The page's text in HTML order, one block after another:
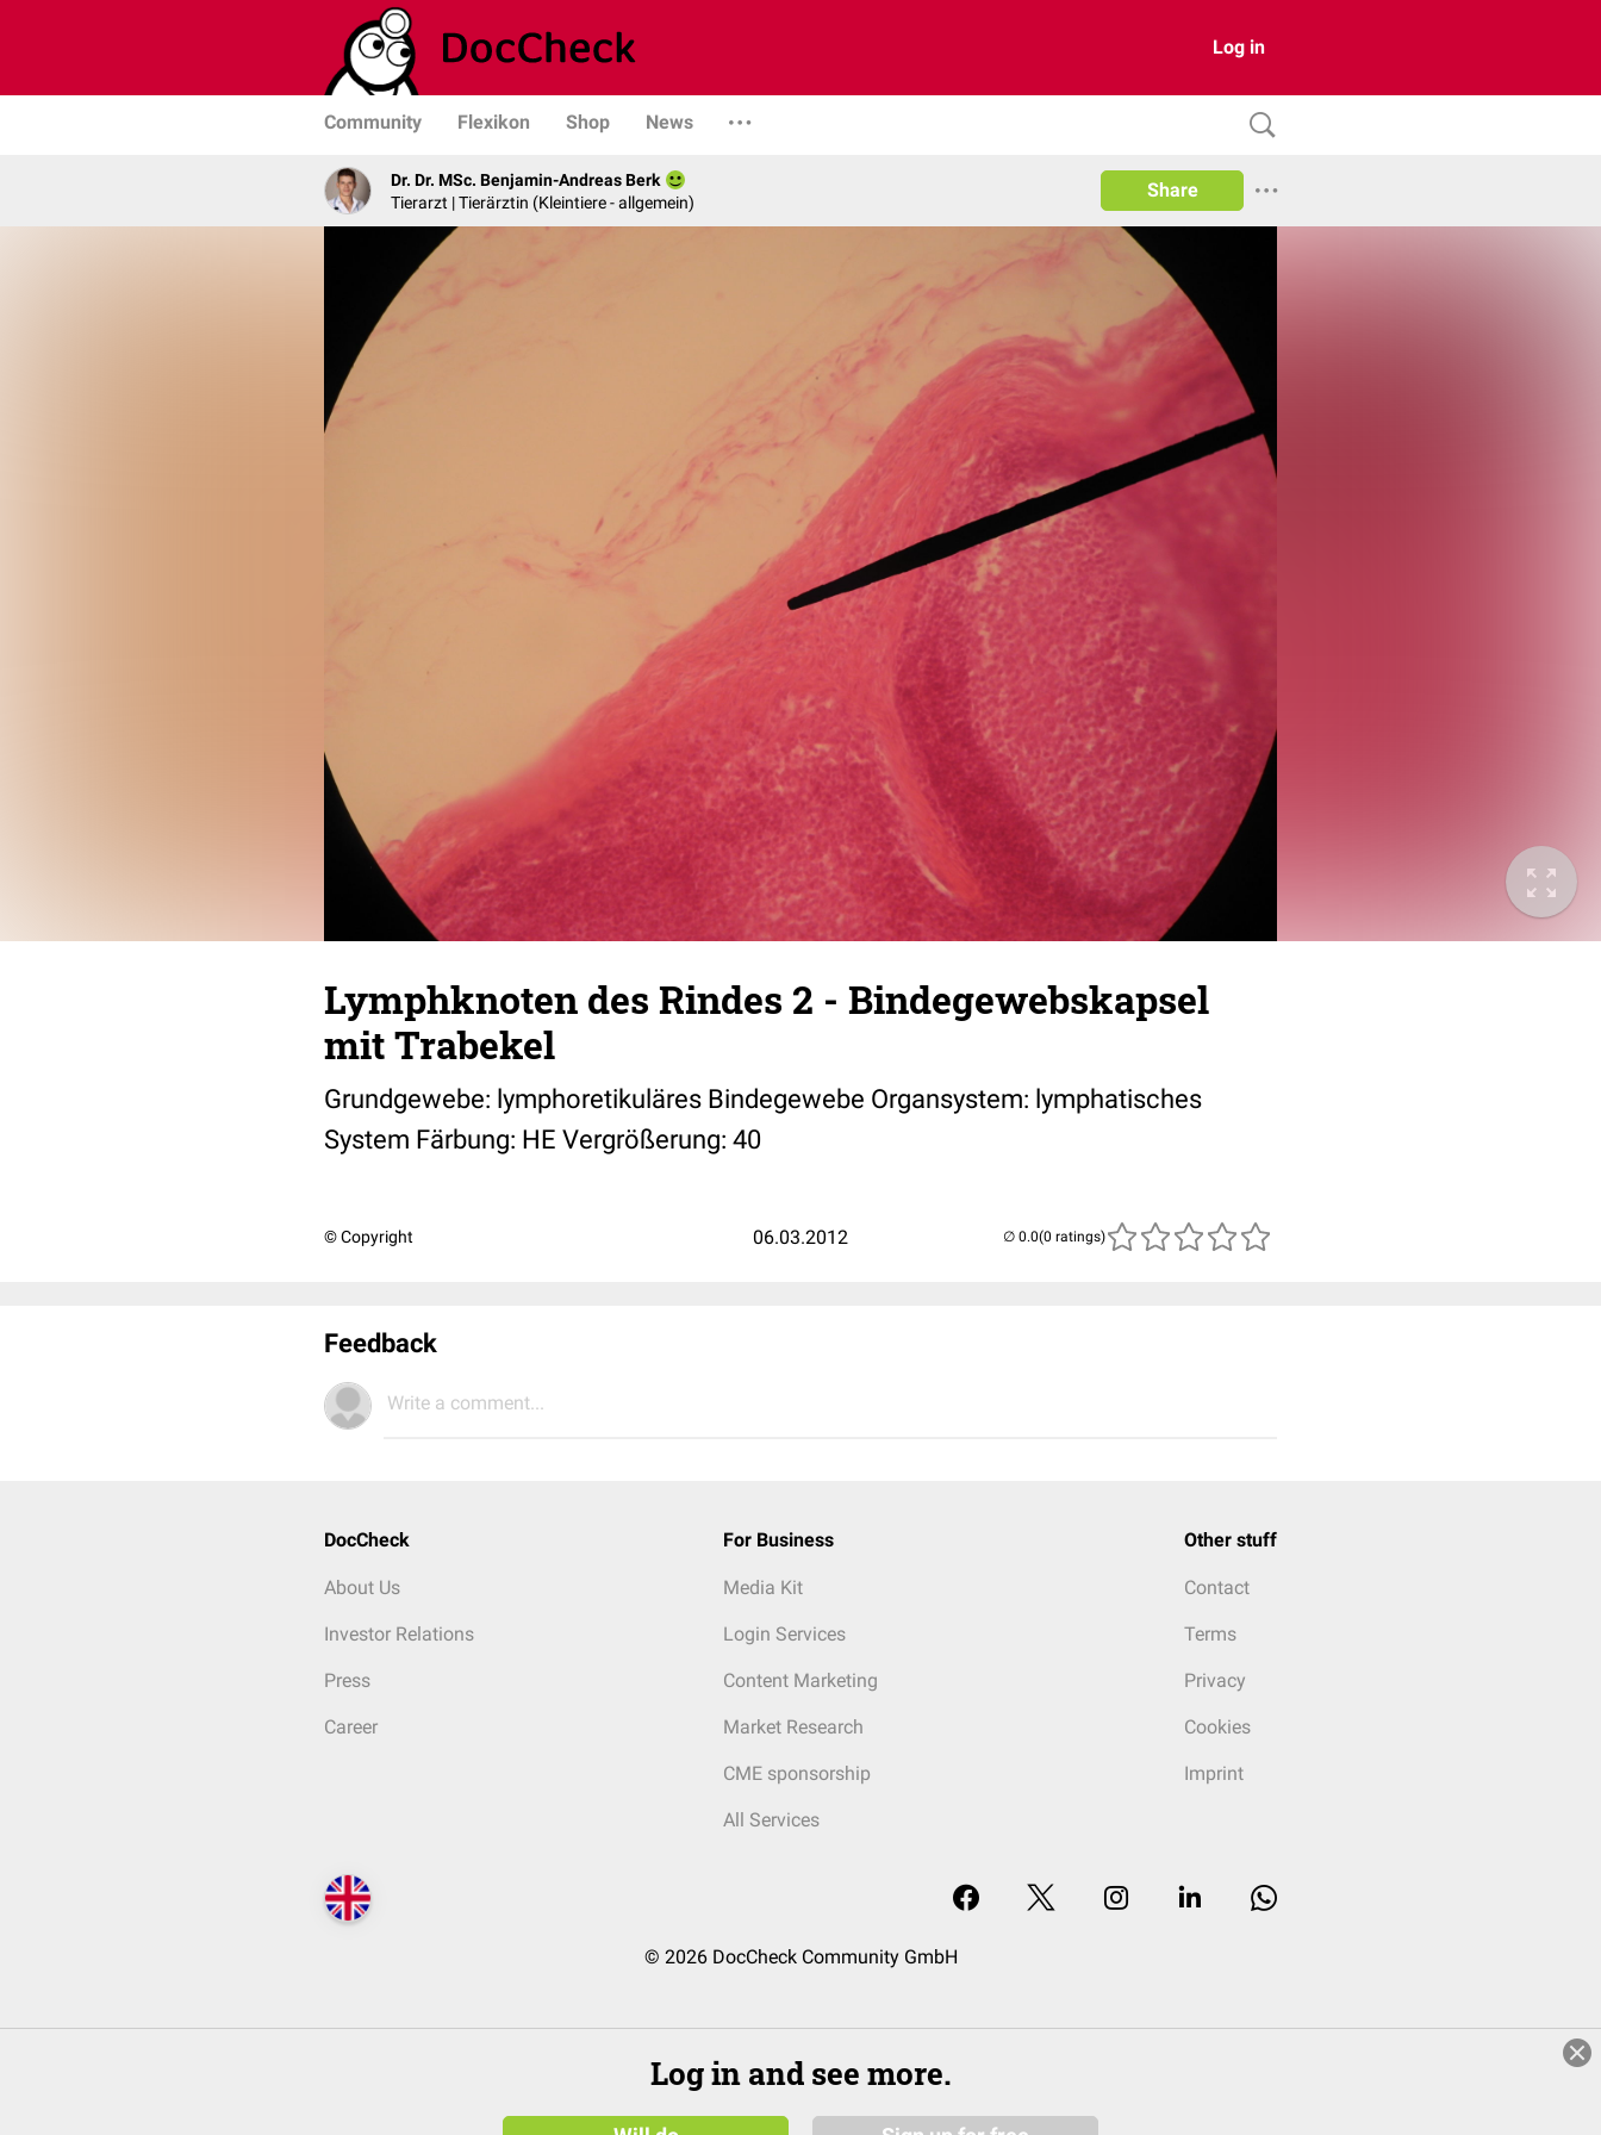
Log in
Community Flexikon Shop News
Dr. Dr. MSc. Benjamin-Andreas Berk
Tierarzt | Tierärztin (Kleintiere - allgemein)
Share
Lymphknoten des Rindes 2 - Bindegewebskapsel
mit Trabekel
Grundgewebe: lymphoretikuläres Bindegewebe Organsystem: lymphatisches
System Färbung: HE Vergrößerung: 40
© Copyright 06.03.2012 (0 ratings)
Feedback
Write a comment...
DocCheck
About Us
Investor Relations
Press
Career
For Business
Media Kit
Login Services
Content Marketing
Market Research
CME sponsorship
All Services
Other stuff
Contact
Terms
Privacy
Cookies
Imprint
© 2026 DocCheck Community GmbH
Log in and see more.